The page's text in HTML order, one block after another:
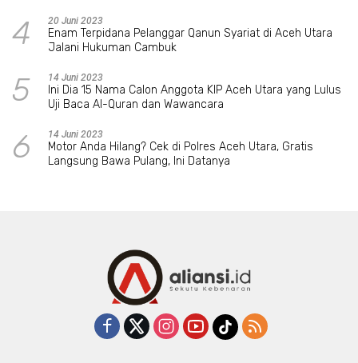
4 20 Juni 2023
Enam Terpidana Pelanggar Qanun Syariat di Aceh Utara
Jalani Hukuman Cambuk
5 14 Juni 2023
Ini Dia 15 Nama Calon Anggota KIP Aceh Utara yang Lulus
Uji Baca Al-Quran dan Wawancara
6 14 Juni 2023
Motor Anda Hilang? Cek di Polres Aceh Utara, Gratis
Langsung Bawa Pulang, Ini Datanya